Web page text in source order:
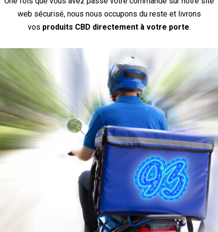
web sécurisé, nous nous occupons du reste et livrons
vos produits CBD directement à votre porte.